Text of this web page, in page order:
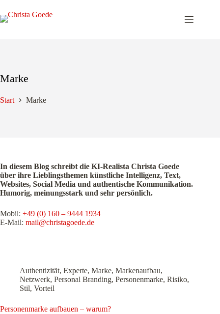
Inhalt
springen
Marke
Start Marke
In diesem Blog schreibt die KI-Realista Christa Goede
über ihre Lieblingsthemen künstliche Intelligenz, Text,
Websites, Social Media und authentische Kommunikation.
Humorig, meinungsstark und sehr persönlich.
Mobil: +49 (0) 160 – 9444 1934
E-Mail: mail@christagoede.de
Authentizität, Experte, Marke, Markenaufbau,
Netzwerk, Personal Branding, Personenmarke, Risiko,
Stil, Vorteil
Personenmarke aufbauen – warum?